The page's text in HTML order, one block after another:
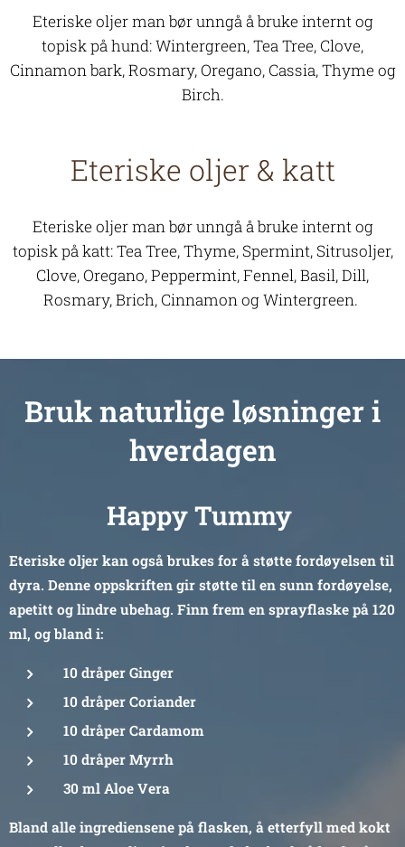
Eteriske oljer man bør unngå å bruke internt og
topisk på hund: Wintergreen, Tea Tree, Clove,
Cinnamon bark, Rosmary, Oregano, Cassia, Thyme og
Birch.
Eteriske oljer & katt
Eteriske oljer man bør unngå å bruke internt og
topisk på katt: Tea Tree, Thyme, Spermint, Sitrusoljer,
Clove, Oregano, Peppermint, Fennel, Basil, Dill,
Rosmary, Brich, Cinnamon og Wintergreen.
Bruk naturlige løsninger i
hverdagen
Happy Tummy
Eteriske oljer kan også brukes for å støtte fordøyelsen til
dyra. Denne oppskriften gir støtte til en sunn fordøyelse,
apetitt og lindre ubehag. Finn frem en sprayflaske på 120
ml, og bland i:
10 dråper Ginger
10 dråper Coriander
10 dråper Cardamom
10 dråper Myrrh
30 ml Aloe Vera
Bland alle ingrediensene på flasken, å etterfyll med kokt